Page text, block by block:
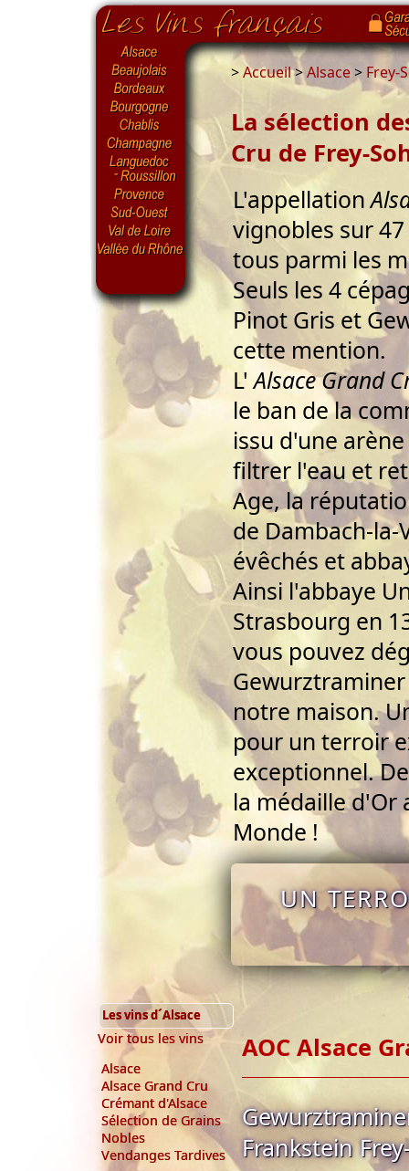
>Accueil>Alsace> Frey-
La sélection
Cru de Frey-
L'appellation
vignobles sur
tous parmi les
Seuls les 4
Pinot Gris et
cette mention.
L'Alsace Grand
le ban de la
issu d'une
filtrer l'eau et
Age, la
de Dambach-
évêchés et
Ainsi l'abbaye
Strasbourg en
vous pouvez
notre maison.
pour un terroir
exceptionnel.
la médaille d'Or
Monde !
UN
Les vins d´Alsace
Voir tous les vins
Alsace
Alsace Grand Cru
Crémant d'Alsace
Sélection de Grains
Nobles
Vendanges Tardives
AOC Alsace
Frankstein